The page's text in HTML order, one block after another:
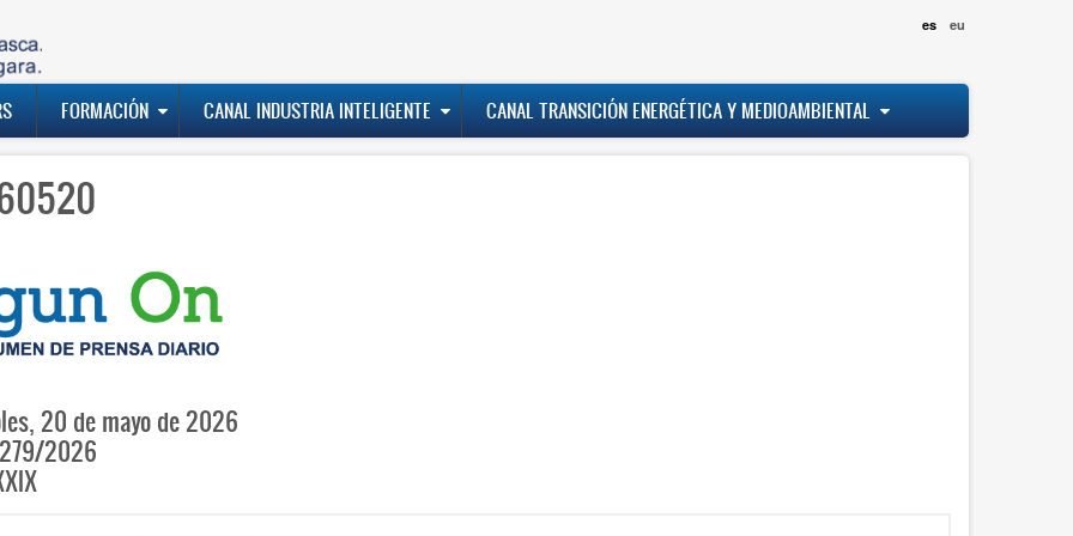
es eu
FORMACIÓN CANAL INDUSTRIA INTELIGENTE CANAL TRANSICIÓN ENERGÉTICA Y MEDIOAMBIENTAL
20 de mayo de 2026
2026